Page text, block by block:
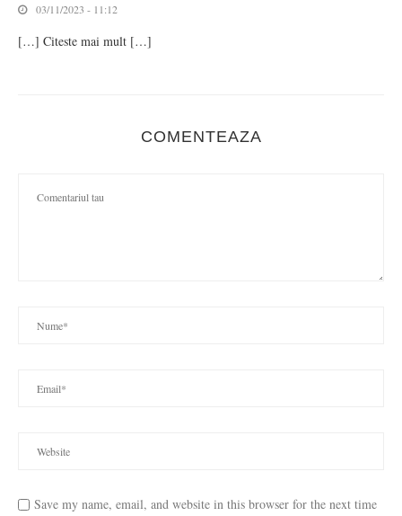
03/11/2023 - 11:12
[…] Citeste mai mult […]
COMENTEAZA
Save my name, email, and website in this browser for the next time